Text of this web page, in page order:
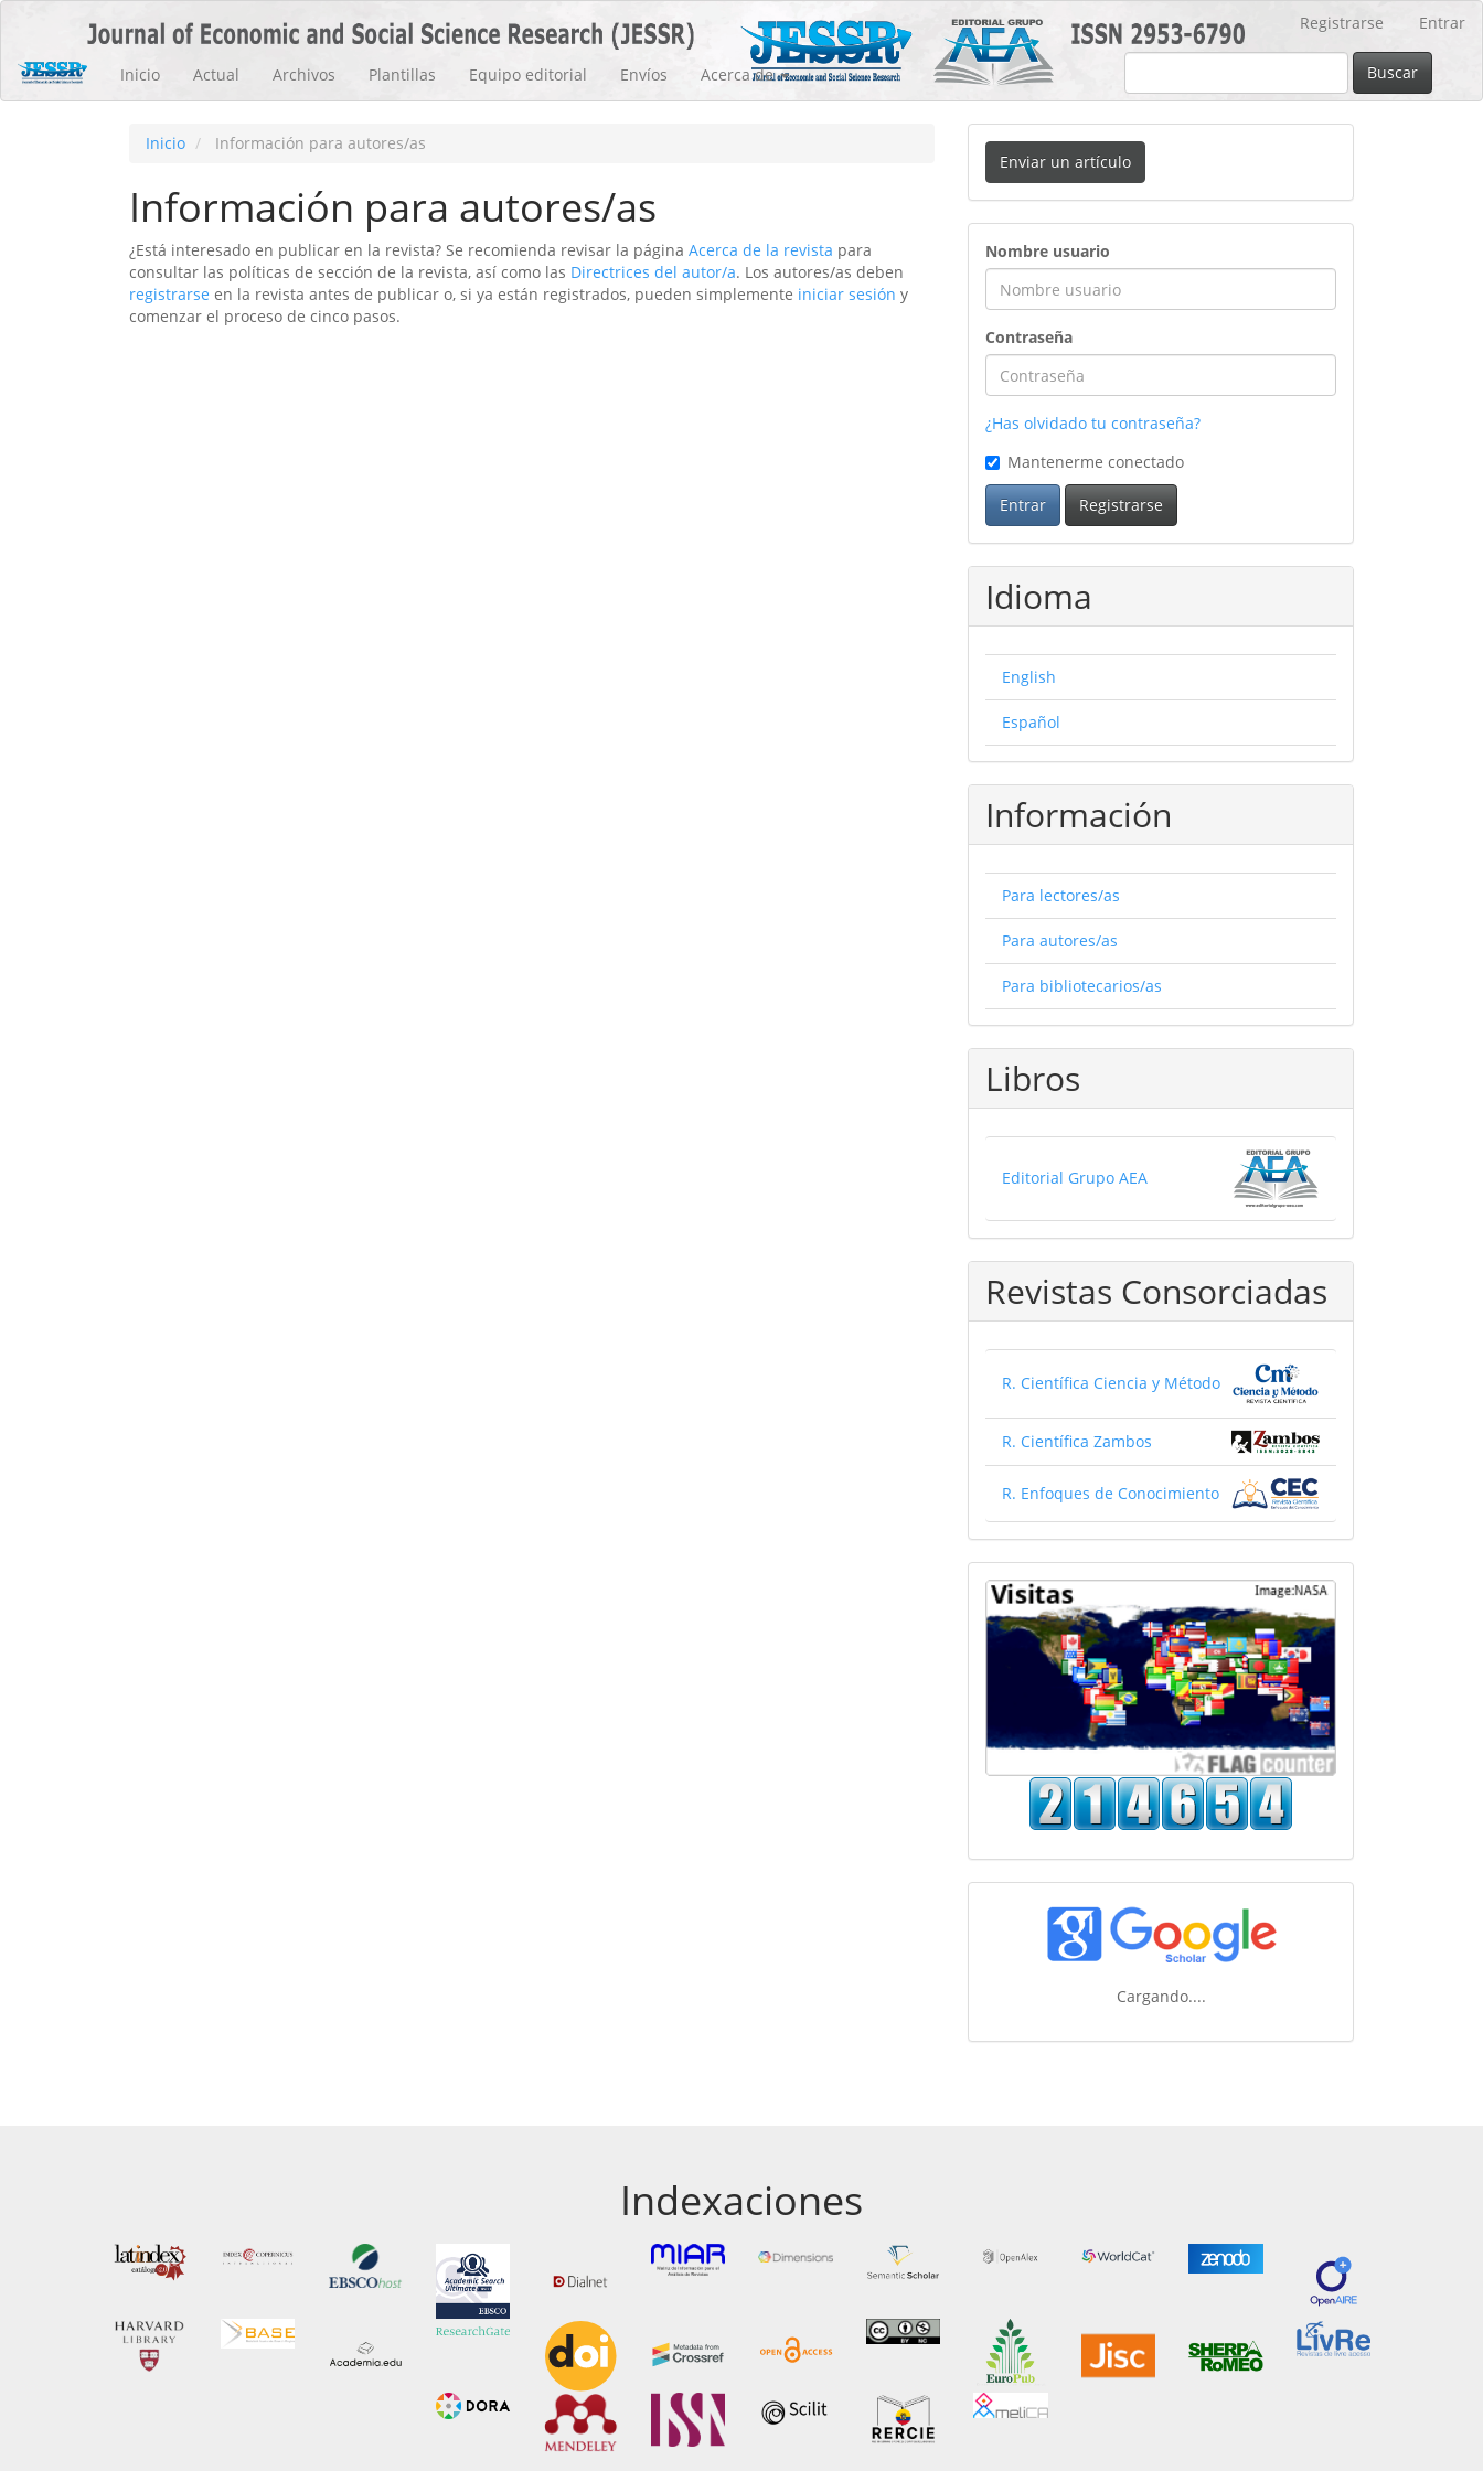
principal
principal
Barra
Registrarse Entrar
Inicio Actual Archivos Plantillas Equipo editorial Envíos Acerca de Buscar
Inicio Información para autores/as
Información para autores/as
¿Está interesado en publicar en la revista? Se recomienda revisar la página Acerca de la revista para
consultar las políticas de sección de la revista, así como las Directrices del autor/a. Los autores/as deben
registrarse en la revista antes de publicar o, si ya están registrados, pueden simplemente iniciar sesión y
comenzar el proceso de cinco pasos.
Enviar
un
artículo
Enviar un artículo
ingreso
Nombre usuario
Contraseña
¿Has olvidado tu contraseña?
Mantenerme conectado
Entrar Registrarse
Idioma
English
Español
Información
Para lectores/as
Para autores/as
Para bibliotecarios/as
Libros
Editorial Grupo AEA
Revistas Consorciadas
R. Científica Ciencia y Método
R. Científica Zambos
R. Enfoques de Conocimiento
Mapa
Cargando....
Indexaciones